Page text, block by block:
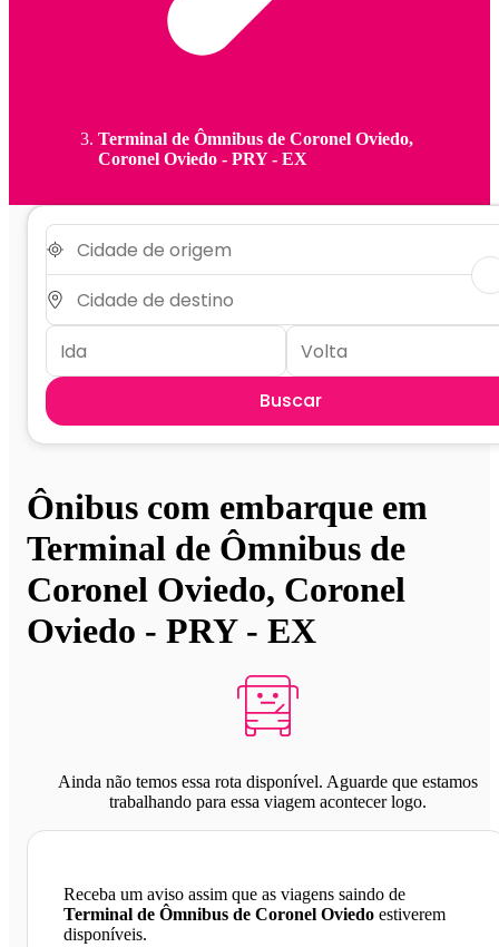
Terminal de Ômnibus de Coronel Oviedo,
Coronel Oviedo - PRY - EX
Buscar
Ônibus com embarque em
Terminal de Ômnibus de
Coronel Oviedo, Coronel
Oviedo - PRY - EX
Ainda não temos essa rota disponível. Aguarde que estamos
trabalhando para essa viagem acontecer logo.
Receba um aviso assim que as viagens saindo de
Terminal de Ômnibus de Coronel Oviedo estiverem
disponíveis.